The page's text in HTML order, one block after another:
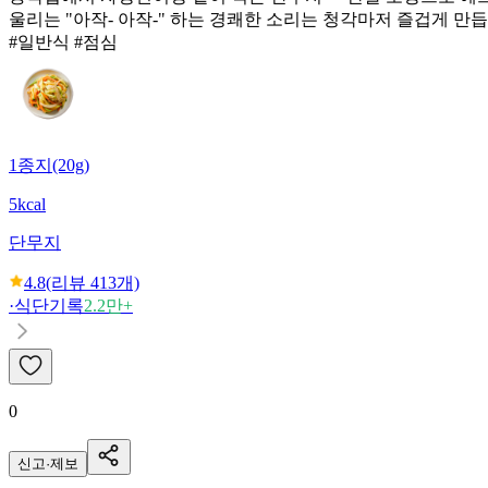
울리는 "아작- 아작-" 하는 경쾌한 소리는 청각마저 즐겁게 만
#일반식 #점심
1종지(20g)
5kcal
단무지
4.8(리뷰 413개)
·식단기록2.2만+
0
신고·제보